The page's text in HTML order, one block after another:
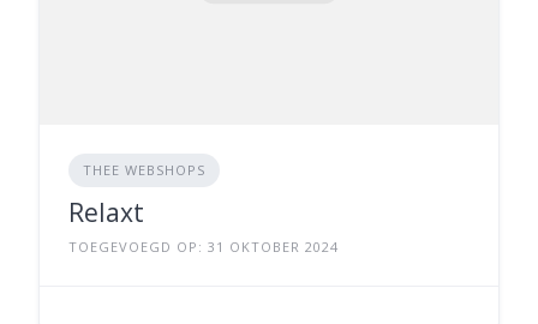
THEE WEBSHOPS
Relaxt
TOEGEVOEGD OP: 31 OKTOBER 2024